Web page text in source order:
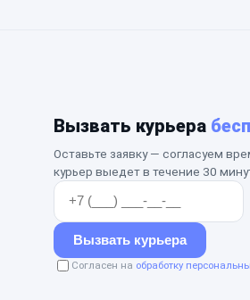
Вызвать курьера
Оставьте заявку — согласуем
курьер выедет в течение 30
Вызвать курьера
Согласен на обработку